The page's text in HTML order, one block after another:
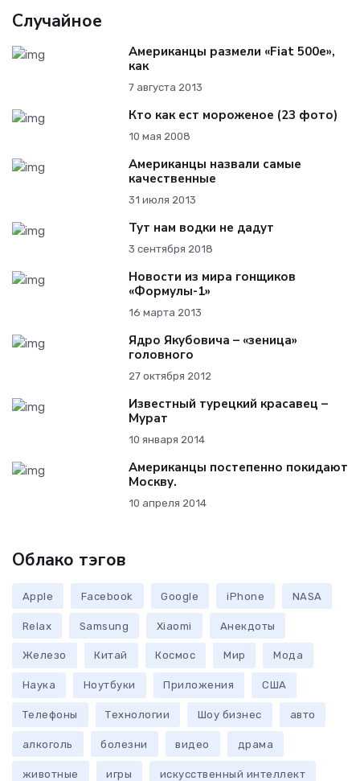
Случайное
Американцы размели «Fiat 500e»,
как
7 августа 2013
Кто как ест мороженое (23 фото)
10 мая 2008
Американцы назвали самые
качественные
31 июля 2013
Тут нам водки не дадут
3 сентября 2018
Новости из мира гонщиков
«Формулы-1»
16 марта 2013
Ядро Якубовича – «зеница»
головного
27 октября 2012
Известный турецкий красавец –
Мурат
10 января 2014
Американцы постепенно покидают
Москву.
10 апреля 2014
Облако тэгов
Apple Facebook Google iPhone NASA
Relax Samsung Xiaomi Анекдоты
Железо Китай Космос Мир Мода
Наука Ноутбуки Приложения США
Телефоны Технологии Шоу бизнес авто
алкоголь болезни видео драма
животные игры искусственный интеллект